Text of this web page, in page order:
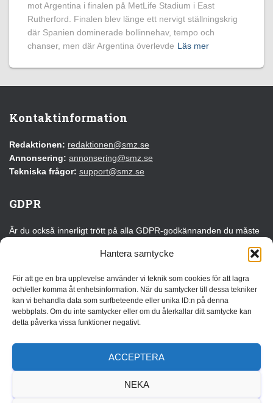
Hantera samtycke
För att ge en bra upplevelse använder vi teknik som cookies för att lagra
och/eller komma åt enhetsinformation. När du samtycker till dessa tekniker
kan vi behandla data som surfbeteende eller unika ID:n på denna
webbplats. Om du inte samtycker eller om du återkallar ditt samtycke kan
detta påverka vissa funktioner negativt.
ACCEPTERA
NEKA
mot Argentina i finalen på MetLife Stadium i East
Rutherford. Finalen blev länge ett nervigt ställningskrig
där Spanien dominerade bollinnehav, tempo och
chanser, men där Argentina överlevde Läs mer
Kontaktinformation
Redaktionen: redaktionen@smz.se
Annonsering: annonsering@smz.se
Tekniska frågor: support@smz.se
GDPR
Är du också innerligt trött på alla GDPR-godkännanden du måste
Läs vår GDPR-information
Annonsera
Vi erbjuder flera olika annonslösningar som kan anpassas efter
målgrupp, budget och syfte. Oavsett om du vill bygga
varumärkeskännedom, driva trafik eller lyfta ett specifikt
erbjudande finns det flexibla alternativ som passar både kortare
kampanjer och långsiktiga samarbeten.